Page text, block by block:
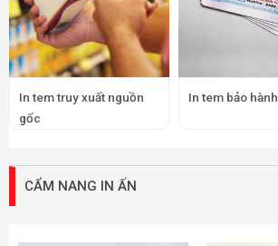
In tem truy xuất nguồn
gốc
In tem bảo hành
CẨM NANG IN ẤN